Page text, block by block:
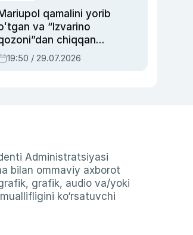
qamalini yorib
va “Izvarino
chiqqan
— Ukraina
bosh
19:50 / 29.07.2026
Administratsiyasi
bilan ommaviy axborot
grafik, audio va/yoki
ko‘rsatuvchi